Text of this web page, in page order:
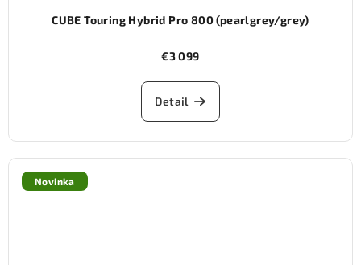
CUBE Touring Hybrid Pro 800 (pearlgrey/grey)
€3 099
Detail
Novinka